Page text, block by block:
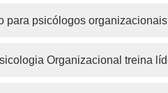
para psicólogos
Organizacional treina